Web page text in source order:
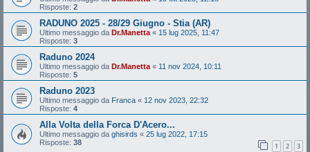
Risposte: 2
RADUNO 2025 - 28/29 Giugno - Stia (AR)
Ultimo messaggio da Dr.Manetta « 15 lug 2025, 11:47
Risposte: 3
Raduno 2024
Ultimo messaggio da Dr.Manetta « 11 nov 2024, 10:11
Risposte: 5
Raduno 2023
Ultimo messaggio da Franca « 12 nov 2023, 22:32
Risposte: 4
Alla Volta della Forca D'Acero...
Ultimo messaggio da ghisirds « 25 lug 2022, 17:15
Risposte: 38 1 2 3